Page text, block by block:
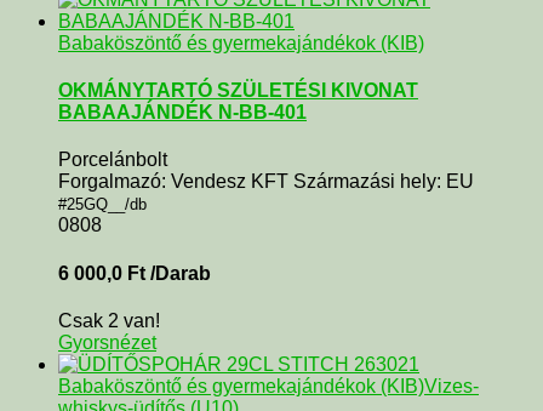
Babaköszöntő és gyermekajándékok (KIB)
OKMÁNYTARTÓ SZÜLETÉSI KIVONAT
BABAAJÁNDÉK N-BB-401
Porcelánbolt
Forgalmazó: Vendesz KFT Származási hely: EU
#25GQ__/db
0808
6 000,0 Ft /Darab
Csak 2 van!
Gyorsnézet
Babaköszöntő és gyermekajándékok (KIB)Vizes-